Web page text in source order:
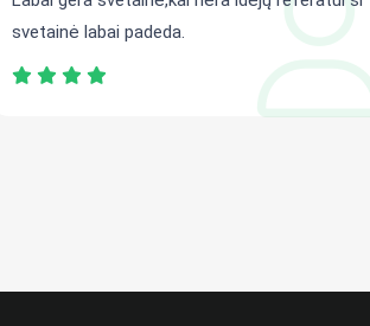
svetainė labai padeda.